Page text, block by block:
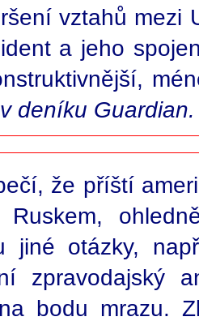
vztahů mezi
a jeho
deníku Guardian.
že příští
Ruskem,
jiné otázky,
zpravodajský
bodu mrazu.